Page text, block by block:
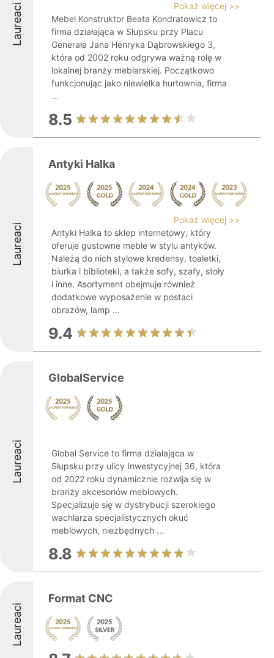
Laureaci
Pokaż więcej >>
Mebel Konstruktor Beata Kondratowicz to
firma działająca w Słupsku przy Placu
Generała Jana Henryka Dąbrowskiego 3,
która od 2002 roku odgrywa ważną rolę w
lokalnej branży meblarskiej. Początkowo
funkcjonując jako niewielka hurtownia, firma
...
8.5
Laureaci
Antyki Halka
Pokaż więcej >>
Antyki Halka to sklep internetowy, który
oferuje gustowne meble w stylu antyków.
Należą do nich stylowe kredensy, toaletki,
biurka i biblioteki, a także sofy, szafy, stoły
i inne. Asortyment obejmuje również
dodatkowe wyposażenie w postaci
obrazów, lamp ...
9.4
Laureaci
GlobalService
Global Service to firma działająca w
Słupsku przy ulicy Inwestycyjnej 36, która
od 2022 roku dynamicznie rozwija się w
branży akcesoriów meblowych.
Specjalizuje się w dystrybucji szerokiego
wachlarza specjalistycznych okuć
meblowych, niezbędnych ...
8.8
Laureaci
Format CNC